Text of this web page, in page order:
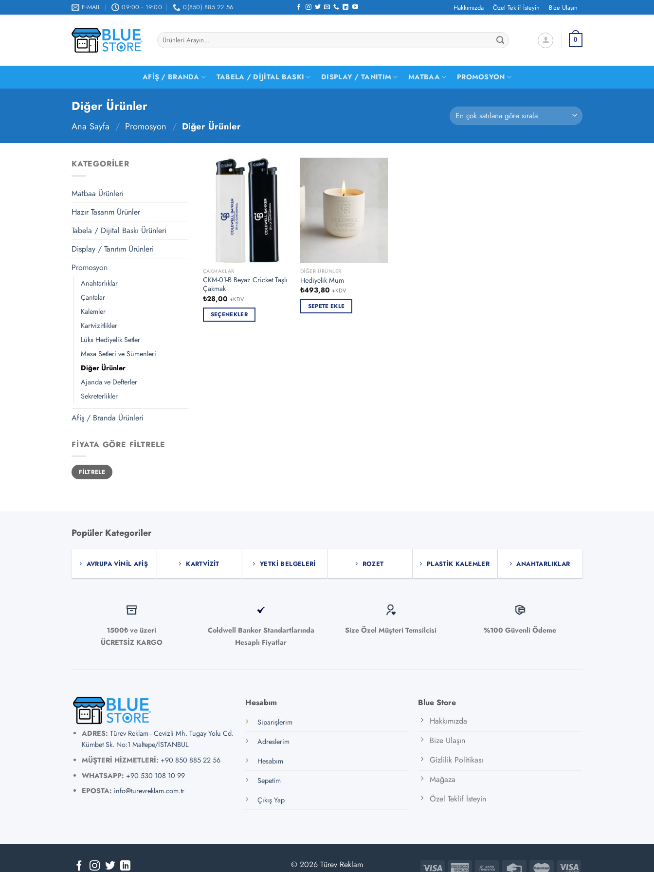
atla
E-MAIL 09:00 - 19:00 0(850) 885 22 56 Hakkımızda Özel Teklif İsteyin Bize Ulaşın
Ara: 0
AFIŞ / BRANDA TABELA / DIJITAL BASKI DISPLAY / TANITIM MATBAA PROMOSYON
Diğer Ürünler
Ana Sayfa / Promosyon / Diğer Ürünler
KATEGORILER
Matbaa Ürünleri
Hazır Tasarım Ürünler
Tabela / Dijital Baskı Ürünleri
Display / Tanıtım Ürünleri
Promosyon
Anahtarlıklar
Çantalar
Kalemler
Kartvizitlikler
Lüks Hediyelik Setler
Masa Setleri ve Sümenleri
Diğer Ürünler
Ajanda ve Defterler
Sekreterlikler
Afiş / Branda Ürünleri
FIYATA GÖRE FILTRELE
En
düşük
fiyat
En
yüksek
fiyat
FILTRELE
ÇAKMAKLAR
CKM-01-B Beyaz Cricket Taşlı
Çakmak
₺28,00 +KDV
SEÇENEKLER
DIĞER ÜRÜNLER
Hediyelik Mum
₺493,80 +KDV
SEPETE EKLE
Popüler Kategoriler
AVRUPA VINIL AFIŞ KARTVIZIT YETKI BELGELERI ROZET PLASTIK KALEMLER ANAHTARLIKLAR
1500₺ ve üzeri
ÜCRETSİZ KARGO
Coldwell Banker Standartlarında
Hesaplı Fiyatlar
Size Özel Müşteri Temsilcisi %100 Güvenli Ödeme
ADRES: Türev Reklam - Cevizli Mh. Tugay Yolu Cd.
Kümbet Sk. No:1 Maltepe/İSTANBUL
MÜŞTERİ HİZMETLERİ: +90 850 885 22 56
WHATSAPP: +90 530 108 10 99
EPOSTA: info@turevreklam.com.tr
Hesabım
Siparişlerim
Adreslerim
Hesabım
Sepetim
Çıkış Yap
Blue Store
Hakkımızda
Bize Ulaşın
Gizlilik Politikası
Mağaza
Özel Teklif İsteyin
© 2026 Türev Reklam